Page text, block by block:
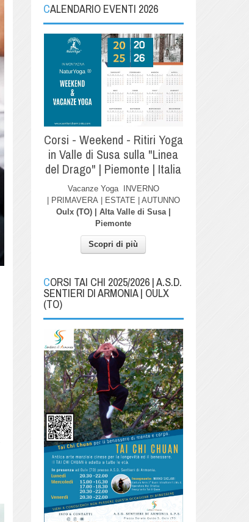
CALENDARIO EVENTI 2026
Corsi - Weekend - Ritiri Yoga
in Valle di Susa sulla "Linea
del Drago" | Piemonte | Italia
Vacanze Yoga INVERNO
| PRIMAVERA | ESTATE | AUTUNNO
Oulx (TO) | Alta Valle di Susa |
Piemonte
Scopri di più
CORSI TAI CHI 2025/2026 | A.S.D.
SENTIERI DI ARMONIA | OULX
(TO)